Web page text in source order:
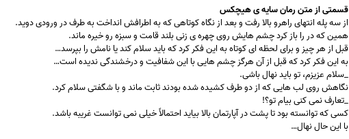
قسمتی از متن رمان سایه ی هیچکس
از سه پله انتهای راهرو بالا رفت و بعد از نگاه کوتاهی که به اطرافش انداخت به طرف در ورودی دوید.
همین که در را باز کرد چشم هایش روی چهره ی زنی بلند قامت و سبزه رو خیره ماند.
قبل از هر چیز و برای لحظه ای کوتاه به این فکر کرد که باید سلام کند یا نامش را بپرسد…
به این فکر کرد که قبل از آن هرگز چشم هایی با این شفافیت و درخشندگی ندیده است…
_سلام عزیزم، تو باید نهال باشی.
نگاهش روی لب هایی که از دو طرف کشیده شده بودند ثابت ماند و با شگفتی سلام کرد.
_تعارف نمی کنی بیام تو؟!
کسی که توانسته بود تا پشت در آپارتمان بالا بیاید احتمالاً خیلی نمی توانست غریبه باشد.
با این حال نهال…